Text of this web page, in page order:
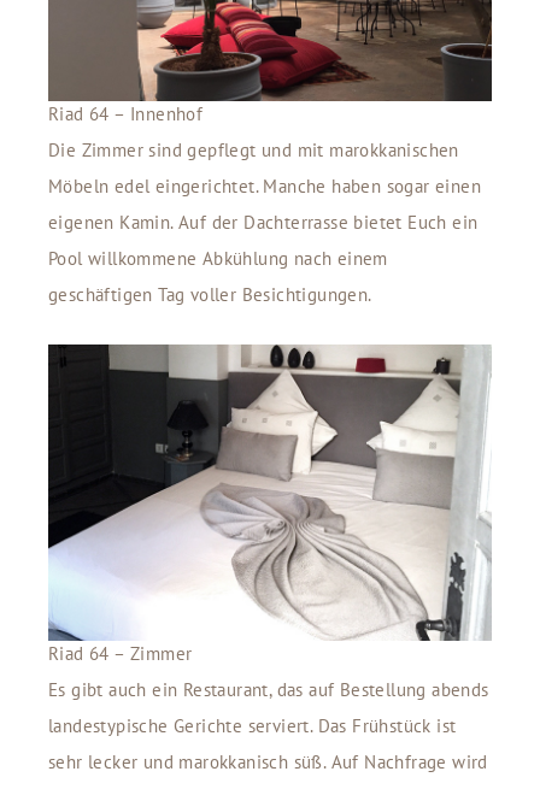
Riad 64 – Innenhof
Die Zimmer sind gepflegt und mit marokkanischen
Möbeln edel eingerichtet. Manche haben sogar einen
eigenen Kamin. Auf der Dachterrasse bietet Euch ein
Pool willkommene Abkühlung nach einem
geschäftigen Tag voller Besichtigungen.
Riad 64 – Zimmer
Es gibt auch ein Restaurant, das auf Bestellung abends
landestypische Gerichte serviert. Das Frühstück ist
sehr lecker und marokkanisch süß. Auf Nachfrage wird